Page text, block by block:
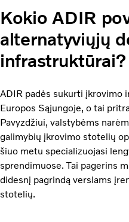
Kokio ADIR
alternatyviųjų
infrastruktūrai?
ADIR padės sukurti įkrovimo
Europos Sąjungoje, o tai
Pavyzdžiui, valstybėms
galimybių įkrovimo stotelių
šiuo metu specializuojasi
sprendimuose. Tai pagerins
didesnį pagrindą verslams
stotelių.